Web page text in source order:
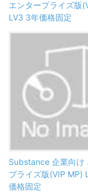
エンタープライズ版
LV3 3年価格固定
Substance 企業向け
プライズ版(VIP MP)
価格固定